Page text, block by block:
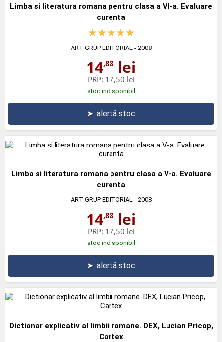
Limba si literatura romana pentru clasa a VI-a. Evaluare
curenta
ART GRUP EDITORIAL - 2008
14,88 lei
PRP: 17,50 lei
stoc indisponibil
➤ alertă stoc
Limba si literatura romana pentru clasa a V-a. Evaluare
curenta
ART GRUP EDITORIAL - 2008
14,88 lei
PRP: 17,50 lei
stoc indisponibil
➤ alertă stoc
Dictionar explicativ al limbii romane. DEX, Lucian Pricop,
Cartex